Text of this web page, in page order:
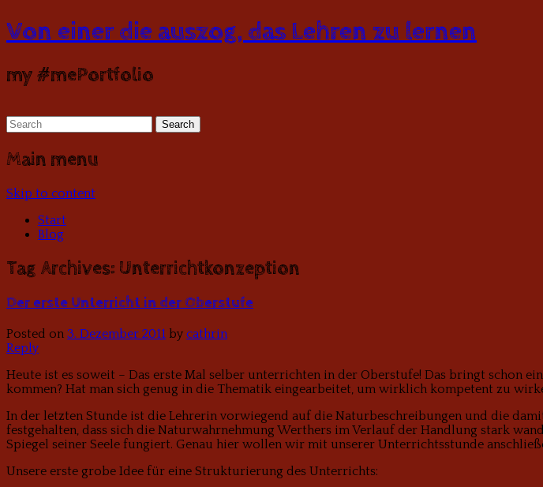
Von einer die auszog, das Lehren zu lernen
my #mePortfolio
Main menu
Skip to content
Start
Blog
Tag Archives: Unterrichtkonzeption
Der erste Unterricht in der Oberstufe
Posted on 3. Dezember 2011 by cathrin
Reply
Heute ist es soweit – Das erste Mal selber unterrichten in der Oberstufe! Das bringt schon
kommen? Hat man sich genug in die Thematik eingearbeitet, um wirklich kompetent zu
In der letzten Stunde ist die Lehrerin vorwiegend auf die Naturbeschreibungen und die
festgehalten, dass sich die Naturwahrnehmung Werthers im Verlauf der Handlung stark
Spiegel seiner Seele fungiert. Genau hier wollen wir mit unserer Unterrichtsstunde
Unsere erste grobe Idee für eine Strukturierung des Unterrichts: